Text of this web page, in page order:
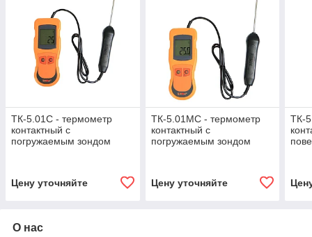
ТК-5.01С - термометр
контактный с
погружаемым зондом
Цену уточняйте
ТК-5.01МС - термометр
контактный с
погружаемым зондом
Цену уточняйте
ТК-
О нас